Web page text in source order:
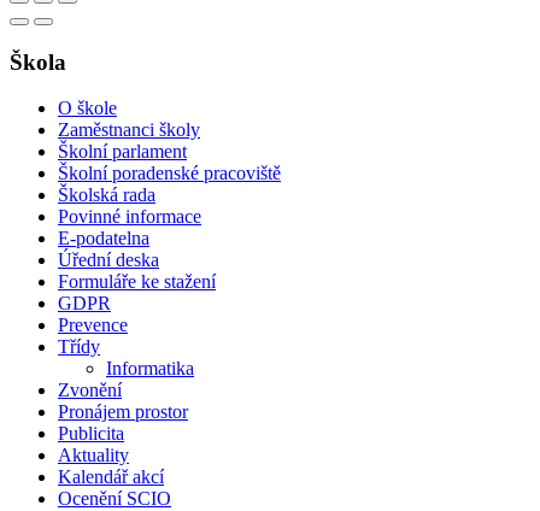
Škola
O škole
Zaměstnanci školy
Školní parlament
Školní poradenské pracoviště
Školská rada
Povinné informace
E-podatelna
Úřední deska
Formuláře ke stažení
GDPR
Prevence
Třídy
Informatika
Zvonění
Pronájem prostor
Publicita
Aktuality
Kalendář akcí
Ocenění SCIO